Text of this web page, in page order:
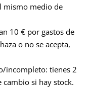
mismo medio de
10 € por gastos de
o no se acepta,
incompleto: tienes 2
cambio si hay stock.